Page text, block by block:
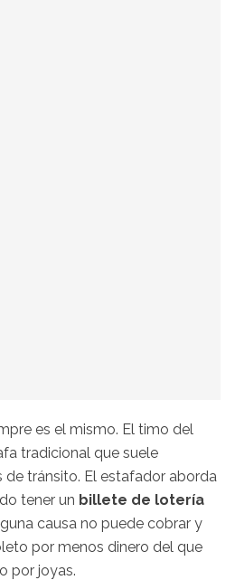
es el mismo. El timo del
tradicional que suele
de tránsito. El estafador aborda
tener un billete de lotería
causa no puede cobrar y
por menos dinero del que
por joyas.